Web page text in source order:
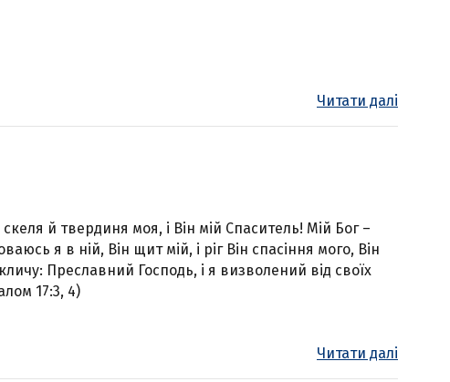
Читати далі
й твердиня моя, і Він мій Спаситель! Мій Бог –
я в ній, Він щит мій, і ріг Він спасіння мого, Він
Преславний Господь, і я визволений від своїх
17:3, 4)
Читати далі